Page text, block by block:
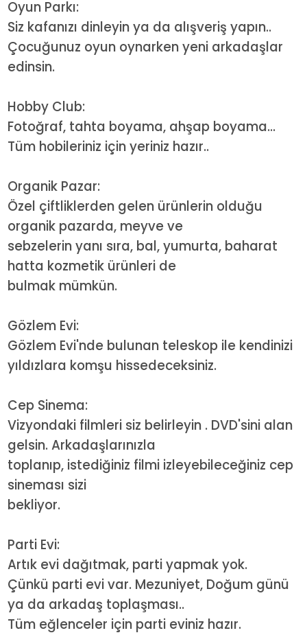
Oyun Parkı:
Siz kafanızı dinleyin ya da alışveriş yapın..
Çocuğunuz oyun oynarken yeni arkadaşlar
edinsin.
Hobby Club:
Fotoğraf, tahta boyama, ahşap boyama...
Tüm hobileriniz için yeriniz hazır..
Organik Pazar:
Özel çiftliklerden gelen ürünlerin olduğu
organik pazarda, meyve ve
sebzelerin yanı sıra, bal, yumurta, baharat
hatta kozmetik ürünleri de
bulmak mümkün.
Gözlem Evi:
Gözlem Evi'nde bulunan teleskop ile kendinizi
yıldızlara komşu hissedeceksiniz.
Cep Sinema:
Vizyondaki filmleri siz belirleyin . DVD'sini alan
gelsin. Arkadaşlarınızla
toplanıp, istediğiniz filmi izleyebileceğiniz cep
sineması sizi
bekliyor.
Parti Evi:
Artık evi dağıtmak, parti yapmak yok.
Çünkü parti evi var. Mezuniyet, Doğum günü
ya da arkadaş toplaşması..
Tüm eğlenceler için parti eviniz hazır.